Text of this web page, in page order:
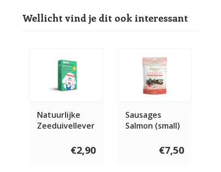
Wellicht vind je dit ook interessant
Natuurlijke
Zeeduivellever
115 gram€2,90
Sausages
Salmon (small)
€7,50